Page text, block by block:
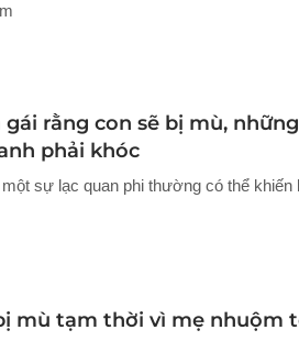
rằng con sẽ bị mù,
phải khóc
sự lạc quan phi thường có thể khiến
mù tạm thời vì mẹ nhuộm